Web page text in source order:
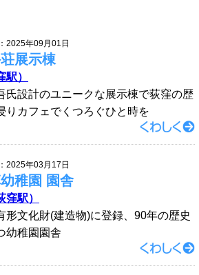
2025年09月01日
展示棟
駅）
氏設計のユニークな展示棟で荻窪の歴
りカフェでくつろぐひと時を
2025年03月17日
稚園 園舎
窪駅）
形文化財(建造物)に登録、90年の歴史
幼稚園園舎